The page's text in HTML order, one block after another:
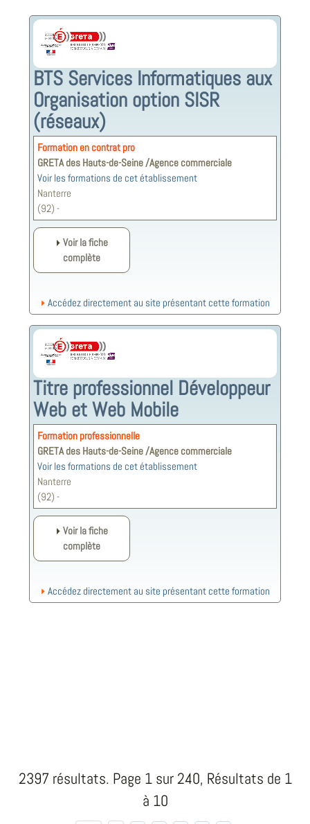
BTS Services Informatiques aux
Organisation option SISR
(réseaux)
Formation en contrat pro
GRETA des Hauts-de-Seine /Agence commerciale
Voir les formations de cet établissement
Nanterre
(92) -
Voir la fiche
complète
Accédez directement au site présentant cette formation
Titre professionnel Développeur
Web et Web Mobile
Formation professionnelle
GRETA des Hauts-de-Seine /Agence commerciale
Voir les formations de cet établissement
Nanterre
(92) -
Voir la fiche
complète
Accédez directement au site présentant cette formation
2397 résultats. Page 1 sur 240, Résultats de 1
à 10